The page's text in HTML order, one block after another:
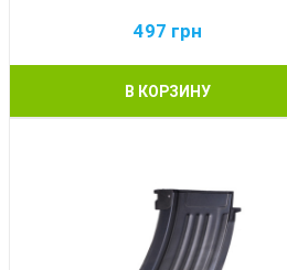
497 грн
В КОРЗИНУ